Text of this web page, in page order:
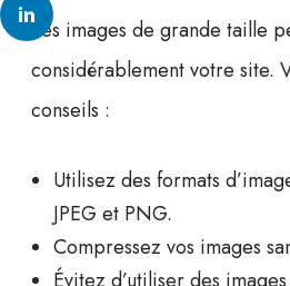
Les images de grande taille
considérablement votre site.
conseils :
Utilisez des formats
JPEG et PNG.
Compressez vos images